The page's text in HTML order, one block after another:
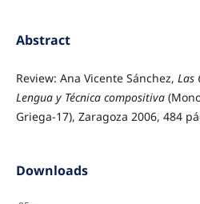
Abstract
Review: Ana Vicente Sánchez, Las
Lengua y Técnica compositiva
Griega-17), Zaragoza 2006, 484
Downloads